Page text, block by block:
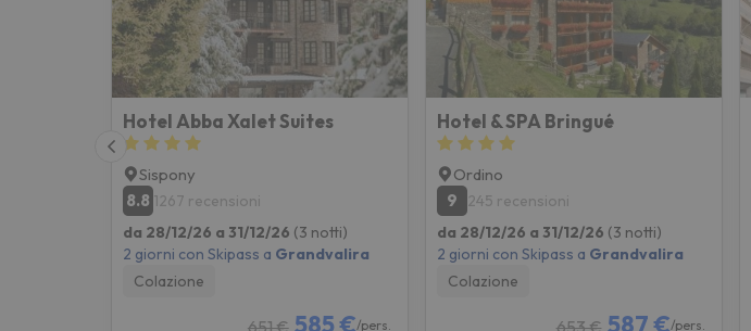
Hotel Abba Xalet Suites
Sispony
8.8 1267 recensioni
da 28/12/26 a 31/12/26 (3 notti)
2 giorni con Skipass a Grandvalira
Colazione
651 € 585 €/pers.
Hotel & SPA Bringué
Ordino
9
245 recensioni
da 28/12/26 a 31/12/26 (3 notti)
2 giorni con Skipass a Grandvalira
Colazione
653 € 587 €/pers.